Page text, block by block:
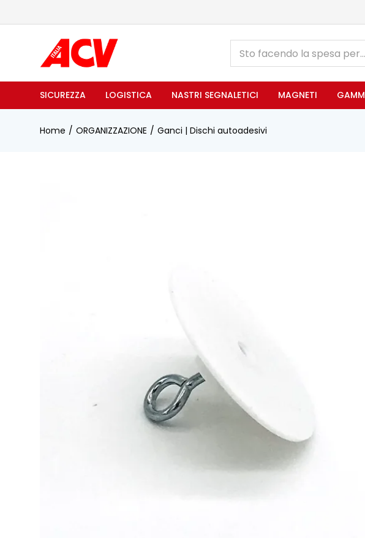
SICUREZZA LOGISTICA NASTRI SEGNALETICI MAGNETI
Home ORGANIZZAZIONE Ganci | Dischi autoadesivi